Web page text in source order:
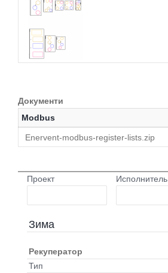
Документи
Modbus
Enervent-modbus-register-lists.zip
Проект
Исполнитель
Зима
Рекуператор
Тип